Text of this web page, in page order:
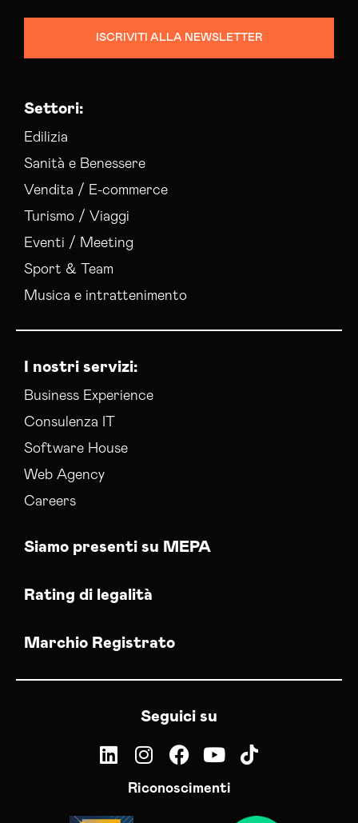
ISCRIVITI ALLA NEWSLETTER
Settori:
Edilizia
Sanità e Benessere
Vendita / E-commerce
Turismo / Viaggi
Eventi / Meeting
Sport & Team
Musica e intrattenimento
I nostri servizi:
Business Experience
Consulenza IT
Software House
Web Agency
Careers
Siamo presenti su MEPA
Rating di legalità
Marchio Registrato
Seguici su
Riconoscimenti